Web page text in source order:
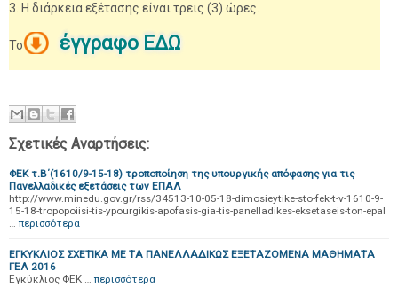
3. Η διάρκεια εξέτασης είναι τρεις (3) ώρες.
Το έγγραφο ΕΔΩ
Σχετικές Αναρτήσεις:
ΦΕΚ τ.Β΄(1610/9-15-18) τροποποίηση της υπουργικής απόφασης για τις
Πανελλαδικές εξετάσεις των ΕΠΑΛ
http://www.minedu.gov.gr/rss/34513-10-05-18-dimosieytike-sto-fek-t-v-1610-9-
15-18-tropopoiisi-tis-ypourgikis-apofasis-gia-tis-panelladikes-eksetaseis-ton-epal
… περισσότερα
ΕΓΚΥΚΛΙΟΣ ΣΧΕΤΙΚΑ ΜΕ ΤΑ ΠΑΝΕΛΛΑΔΙΚΩΣ ΕΞΕΤΑΖΟΜΕΝΑ ΜΑΘΗΜΑΤΑ
ΓΕΛ 2016
Εγκύκλιος ΦΕΚ … περισσότερα